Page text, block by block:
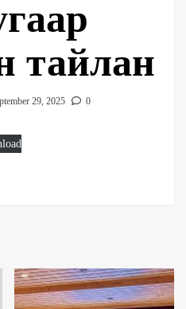
тайлан
29, 2025 0